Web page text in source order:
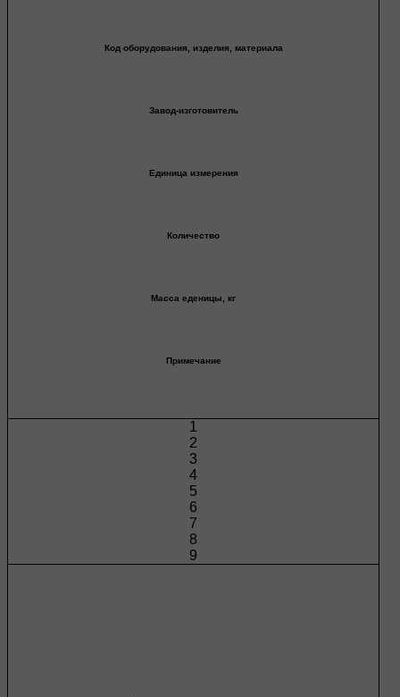
Код оборудования, изделия, материала
Завод-изготовитель
Единица измерения
Количество
Масса еденицы, кг
Примечание
1
2
3
4
5
6
7
8
9